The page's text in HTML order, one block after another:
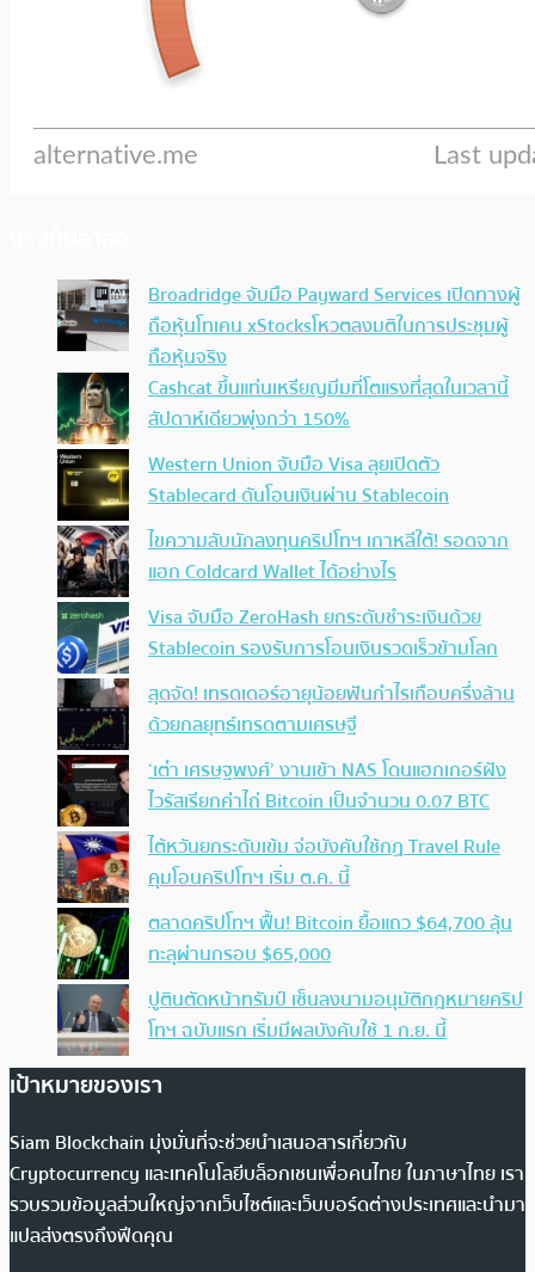
Broadridge จับมือ Payward Services เปิดทางผู้
ถือหุ้นโทเคน xStocksโหวตลงมติในการประชุมผู้
ถือหุ้นจริง
Cashcat ขึ้นแท่นเหรียญมีมที่โตแรงที่สุดในเวลานี้
สัปดาห์เดียวพุ่งกว่า 150%
Western Union จับมือ Visa ลุยเปิดตัว
Stablecard ดันโอนเงินผ่าน Stablecoin
ไขความลับนักลงทุนคริปโทฯ เกาหลีใต้! รอดจาก
แฮก Coldcard Wallet ได้อย่างไร
Visa จับมือ ZeroHash ยกระดับชำระเงินด้วย
Stablecoin รองรับการโอนเงินรวดเร็วข้ามโลก
สุดจัด! เทรดเดอร์อายุน้อยฟันกำไรเกือบครึ่งล้าน
ด้วยกลยุทธ์เทรดตามเศรษฐี
‘เต๋า เศรษฐพงศ์’ งานเข้า NAS โดนแฮกเกอร์ฝัง
ไวรัสเรียกค่าไถ่ Bitcoin เป็นจำนวน 0.07 BTC
ไต้หวันยกระดับเข้ม จ่อบังคับใช้กฏ Travel Rule
คุมโอนคริปโทฯ เริ่ม ต.ค. นี้
ตลาดคริปโทฯ ฟื้น! Bitcoin ยื้อแถว $64,700 ลุ้น
ทะลุผ่านกรอบ $65,000
ปูตินตัดหน้าทรัมป์ เซ็นลงนามอนุมัติกฎหมายคริป
โทฯ ฉบับแรก เริ่มมีผลบังคับใช้ 1 ก.ย. นี้
เป้าหมายของเรา
Siam Blockchain มุ่งมั่นที่จะช่วยนำเสนอสารเกี่ยวกับ
Cryptocurrency และเทคโนโลยีบล็อกเชนเพื่อคนไทย ในภาษาไทย เรา
รวบรวมข้อมูลส่วนใหญ่จากเว็บไซต์และเว็บบอร์ดต่างประเทศและนำมา
แปลส่งตรงถึงฟีดคุณ